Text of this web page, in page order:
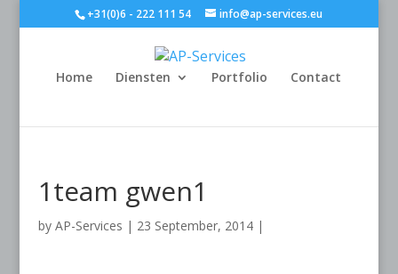
+31(0)6 - 222 111 54 info@ap-services.eu
Home Diensten Portfolio Contact
1team gwen1
by AP-Services | 23 September, 2014|